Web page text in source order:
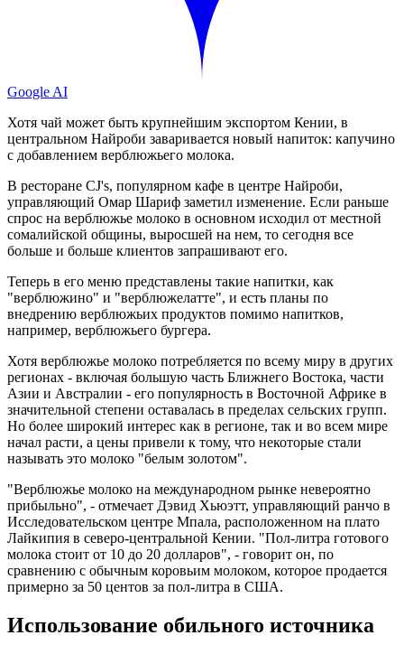
Google AI
Хотя чай может быть крупнейшим экспортом Кении, в
центральном Найроби заваривается новый напиток: капучино
с добавлением верблюжьего молока.
В ресторане CJ's, популярном кафе в центре Найроби,
управляющий Омар Шариф заметил изменение. Если раньше
спрос на верблюжье молоко в основном исходил от местной
сомалийской общины, выросшей на нем, то сегодня все
больше и больше клиентов запрашивают его.
Теперь в его меню представлены такие напитки, как
"верблюжино" и "верблюжелатте", и есть планы по
внедрению верблюжьих продуктов помимо напитков,
например, верблюжьего бургера.
Хотя верблюжье молоко потребляется по всему миру в других
регионах - включая большую часть Ближнего Востока, части
Азии и Австралии - его популярность в Восточной Африке в
значительной степени оставалась в пределах сельских групп.
Но более широкий интерес как в регионе, так и во всем мире
начал расти, а цены привели к тому, что некоторые стали
называть это молоко "белым золотом".
"Верблюжье молоко на международном рынке невероятно
прибыльно", - отмечает Дэвид Хьюэтт, управляющий ранчо в
Исследовательском центре Мпала, расположенном на плато
Лайкипия в северо-центральной Кении. "Пол-литра готового
молока стоит от 10 до 20 долларов", - говорит он, по
сравнению с обычным коровьим молоком, которое продается
примерно за 50 центов за пол-литра в США.
Использование обильного источника